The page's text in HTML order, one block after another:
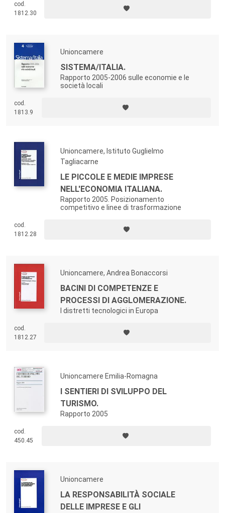
PMI del settore manifatturiero, quantificando un nuovo nucleo di
imprese, che vede in circa 22mila le piccole imprese “in rete” e in
cod.
1812.30
Unioncamere
SISTEMA/ITALIA.
Rapporto 2005-2006 sulle economie e le
società locali
cod.
1813.9
Unioncamere, Istituto Guglielmo
Tagliacarne
LE PICCOLE E MEDIE IMPRESE
NELL'ECONOMIA ITALIANA.
Rapporto 2005. Posizionamento
competitivo e linee di trasformazione
cod.
1812.28
Unioncamere, Andrea Bonaccorsi
BACINI DI COMPETENZE E
PROCESSI DI AGGLOMERAZIONE.
I distretti tecnologici in Europa
cod.
1812.27
Unioncamere Emilia-Romagna
I SENTIERI DI SVILUPPO DEL
TURISMO.
Rapporto 2005
cod.
450.45
Unioncamere
LA RESPONSABILITÀ SOCIALE
DELLE IMPRESE E GLI